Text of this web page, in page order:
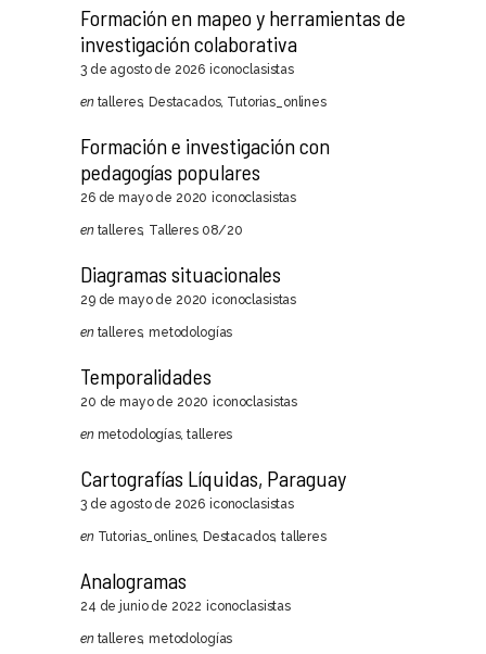
Formación en mapeo y herramientas de
investigación colaborativa
3 de agosto de 2026 iconoclasistas
en talleres, Destacados, Tutorias_onlines
Formación e investigación con
pedagogías populares
26 de mayo de 2020 iconoclasistas
en talleres, Talleres 08/20
Diagramas situacionales
29 de mayo de 2020 iconoclasistas
en talleres,metodologías
Temporalidades
20 de mayo de 2020 iconoclasistas
en metodologías,talleres
Cartografías Líquidas, Paraguay
3 de agosto de 2026 iconoclasistas
en Tutorias_onlines, Destacados,talleres
Analogramas
24 de junio de 2022 iconoclasistas
en talleres,metodologías